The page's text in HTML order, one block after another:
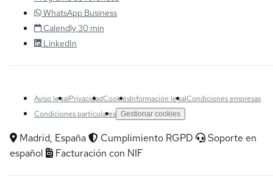
WhatsApp Business
Calendly 30 min
LinkedIn
Aviso legalPrivacidadCookiesInformación legalCondiciones empresas
Condiciones particulares Gestionar cookies
Madrid, España Cumplimiento RGPD
Soporte en
español
Facturación con NIF